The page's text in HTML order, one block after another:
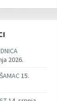
2026.
15.